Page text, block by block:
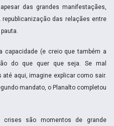
das grandes manifestaçães,
das relaçães entre
capacidade (e creio que também a
do que quer que seja. Se mal
aqui, imagine explicar como sair.
mandato, o Planalto completou
são momentos de grande